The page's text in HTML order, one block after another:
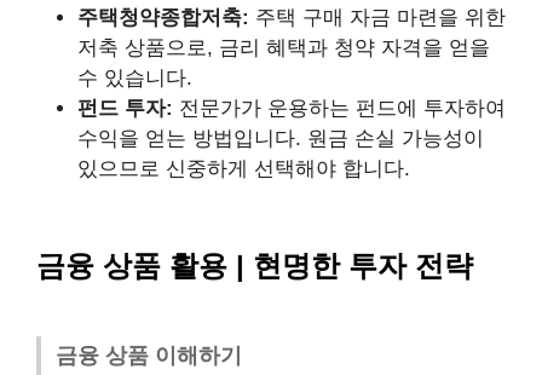
주택청약종합저축: 주택 구매 자금 마련을 위한
저축 상품으로, 금리 혜택과 청약 자격을 얻을
수 있습니다.
펀드 투자: 전문가가 운용하는 펀드에 투자하여
수익을 얻는 방법입니다. 원금 손실 가능성이
있으므로 신중하게 선택해야 합니다.
금융 상품 활용 | 현명한 투자 전략
금융 상품 이해하기